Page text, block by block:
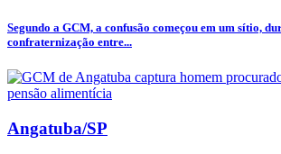
Segundo a GCM, a confusão começou em um sítio,
confraternização entre...
Angatuba/SP